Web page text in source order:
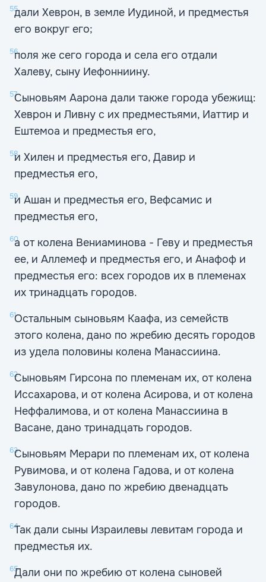
55дали Хеврон, в земле Иудиной, и предместья
его вокруг его;
56поля же сего города и села его отдали
Халеву, сыну Иефонниину.
57Сыновьям Аарона дали также города убежищ:
Хеврон и Ливну с их предместьями, Иаттир и
Ештемоа и предместья его,
58и Хилен и предместья его, Давир и
предместья его,
59и Ашан и предместья его, Вефсамис и
предместья его,
60а от колена Вениаминова - Геву и предместья
ее, и Аллемеф и предместья его, и Анафоф и
предместья его: всех городов их в племенах
их тринадцать городов.
61Остальным сыновьям Каафа, из семейств
этого колена, дано по жребию десять городов
из удела половины колена Манассиина.
62Сыновьям Гирсона по племенам их, от колена
Иссахарова, и от колена Асирова, и от колена
Неффалимова, и от колена Манассиина в
Васане, дано тринадцать городов.
63Сыновьям Мерари по племенам их, от колена
Рувимова, и от колена Гадова, и от колена
Завулонова, дано по жребию двенадцать
городов.
64Так дали сыны Израилевы левитам города и
предместья их.
65Дали они по жребию от колена сыновей